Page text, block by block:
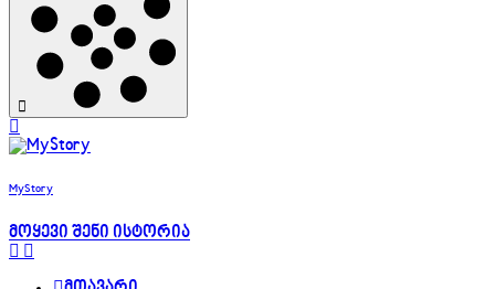
MyStory
მოყევი შენი ისტორია